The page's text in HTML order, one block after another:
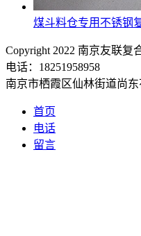
煤斗料仓专用不锈钢
Copyright 2022 南京友联复
电话：18251958958
南京市栖霞区仙林街道尚
首页
电话
留言